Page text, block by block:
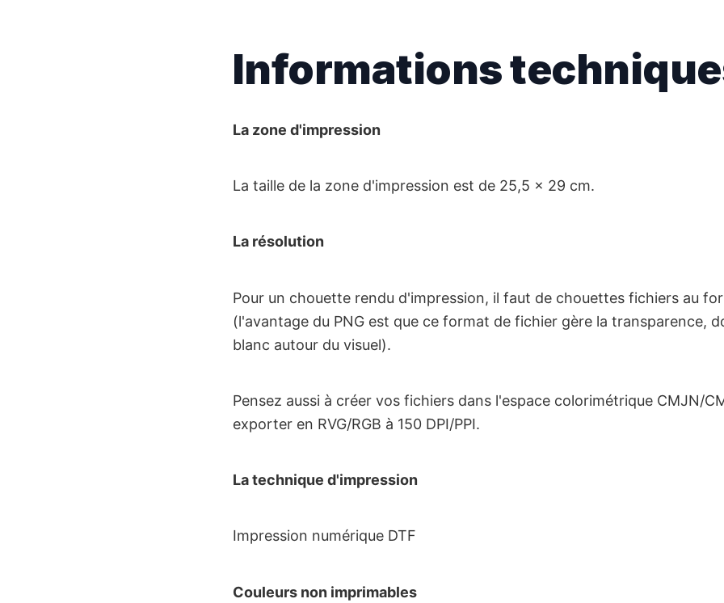
Informations
La zone d'impression
La taille de la zone d'impression est de 25,5 x 29 cm.
La résolution
Pour un chouette rendu d'impression, il faut de chouettes fichiers au
(l'avantage du PNG est que ce format de fichier gère la transparence,
blanc autour du visuel).
Pensez aussi à créer vos fichiers dans l'espace colorimétrique CMJN/
exporter en RVG/RGB à 150 DPI/PPI.
La technique d'impression
Impression numérique DTF
Couleurs non imprimables